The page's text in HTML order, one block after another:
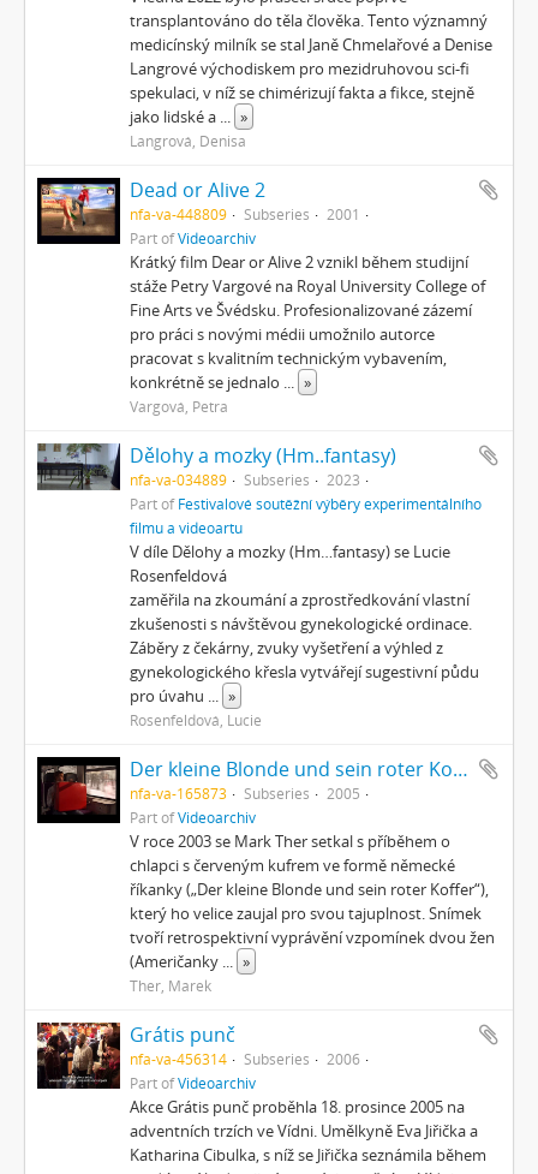
transplantováno do těla člověka. Tento významný
medicínský milník se stal Janě Chmelařové a Denise
Langrové východiskem pro mezidruhovou sci-fi
spekulaci, v níž se chimérizují fakta a fikce, stejně
jako lidské a ... »
Langrová, Denisa
Dead or Alive 2
nfa-va-448809 Subseries
2001
Part ofVideoarchiv
Krátký film Dear or Alive 2 vznikl během studijní
stáže Petry Vargové na Royal University College of
Fine Arts ve Švédsku. Profesionalizované zázemí
pro práci s novými médii umožnilo autorce
pracovat s kvalitním technickým vybavením,
konkrétně se jednalo ... »
Vargová, Petra
Dělohy a mozky (Hm..fantasy)
nfa-va-034889 Subseries
2023
Part ofFestivalové soutěžní výběry experimentálního
filmu a videoartu
V díle Dělohy a mozky (Hm…fantasy) se Lucie
Rosenfeldová
zaměřila na zkoumání a zprostředkování vlastní
zkušenosti s návštěvou gynekologické ordinace.
Záběry z čekárny, zvuky vyšetření a výhled z
gynekologického křesla vytvářejí sugestivní půdu
pro úvahu ... »
Rosenfeldová, Lucie
Der kleine Blonde und sein roter Koffer
nfa-va-165873 Subseries
2005
Part ofVideoarchiv
V roce 2003 se Mark Ther setkal s příběhem o
chlapci s červeným kufrem ve formě německé
říkanky („Der kleine Blonde und sein roter Koffer“),
který ho velice zaujal pro svou tajuplnost. Snímek
tvoří retrospektivní vyprávění vzpomínek dvou žen
(Američanky ... »
Ther, Marek
Grátis punč
nfa-va-456314 Subseries
2006
Part ofVideoarchiv
Akce Grátis punč proběhla 18. prosince 2005 na
adventních trzích ve Vídni. Umělkyně Eva Jiřička a
Katharina Cibulka, s níž se Jiřička seznámila během